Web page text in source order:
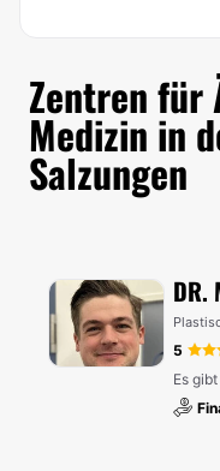
Zentren für
Medizin in
Salzungen
DR.
5
Es